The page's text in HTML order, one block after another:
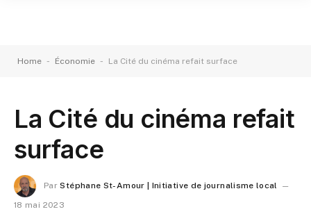
Home - Économie - La Cité du cinéma refait surface
La Cité du cinéma refait
surface
Par Stéphane St-Amour | Initiative de journalisme local
18 mai 2023